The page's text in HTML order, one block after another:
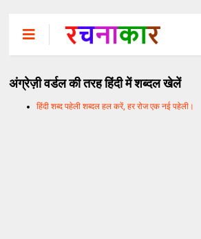
अंग्रेज़ी वर्डल की तरह हिंदी में शब्दल खेलें
हिंदी शब्द पहेली शब्दल हल करें, हर रोज एक नई पहेली।